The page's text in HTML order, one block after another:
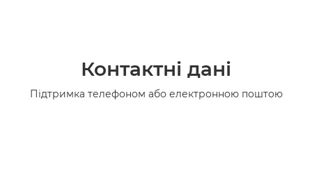
Контактні дані
Підтримка телефоном або електронною поштою